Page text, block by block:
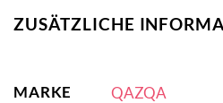
ZUSÄTZLICHE
MARKE QAZQA